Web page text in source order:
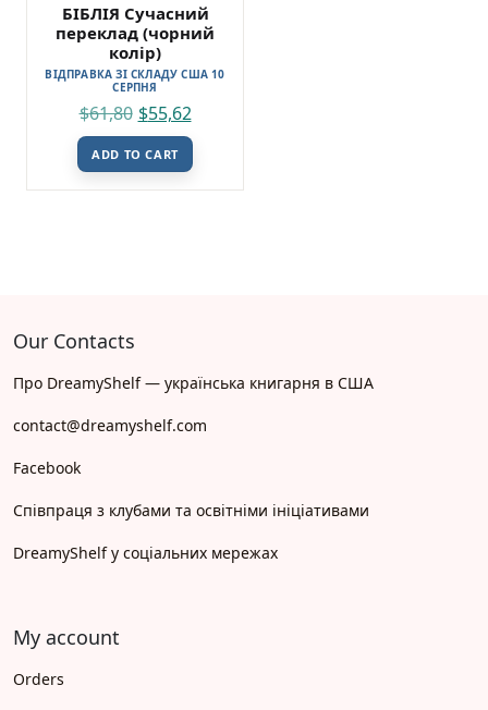
БІБЛІЯ Сучасний
переклад (чорний
колір)
ВІДПРАВКА ЗІ СКЛАДУ США 10
СЕРПНЯ
$61,80 $55,62
ADD TO CART
Our Contacts
Про DreamyShelf — українська книгарня в США
contact@dreamyshelf.com
Facebook
Співпраця з клубами та освітніми ініціативами
DreamyShelf у соціальних мережах
My account
Orders